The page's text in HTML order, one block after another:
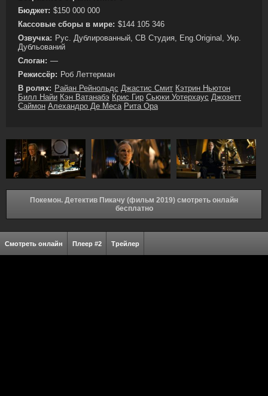
Бюджет: $150 000 000
Кассовые сборы в мире: $144 105 346
Озвучка: Рус. Дублированный, СВ Студия, Eng.Original, Укр.
Дубльований
Слоган: —
Режиссёр: Роб Леттерман
В ролях: Райан Рейнольдс Джастис Смит Кэтрин Ньютон
Билл Найи Кэн Ватанабэ Крис Гир Сьюки Уотерхаус Джозетт
Саймон Алехандро Де Меса Рита Ора
Покемон. Детектив Пикачу (фильм 2019) смотреть онлайн
бесплатно
Смотреть онлайн Плеер #2 Трейлер